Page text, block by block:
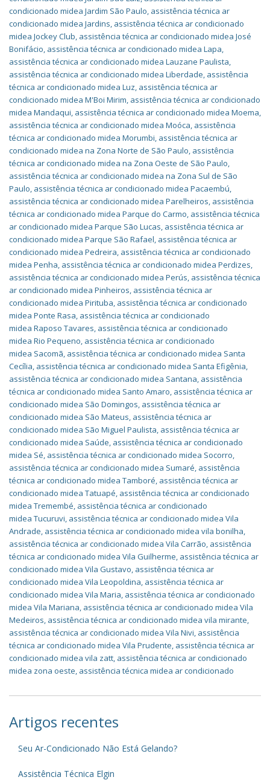
condicionado midea Jardim São Paulo, assistência técnica ar
condicionado midea Jardins, assistência técnica ar condicionado
midea Jockey Club, assistência técnica ar condicionado midea José
Bonifácio, assistência técnica ar condicionado midea Lapa,
assistência técnica ar condicionado midea Lauzane Paulista,
assistência técnica ar condicionado midea Liberdade, assistência
técnica ar condicionado midea Luz, assistência técnica ar
condicionado midea M'Boi Mirim, assistência técnica ar condicionado
midea Mandaqui, assistência técnica ar condicionado midea Moema,
assistência técnica ar condicionado midea Moóca, assistência
técnica ar condicionado midea Morumbi, assistência técnica ar
condicionado midea na Zona Norte de São Paulo, assistência
técnica ar condicionado midea na Zona Oeste de São Paulo,
assistência técnica ar condicionado midea na Zona Sul de São
Paulo, assistência técnica ar condicionado midea Pacaembú,
assistência técnica ar condicionado midea Parelheiros, assistência
técnica ar condicionado midea Parque do Carmo, assistência técnica
ar condicionado midea Parque São Lucas, assistência técnica ar
condicionado midea Parque São Rafael, assistência técnica ar
condicionado midea Pedreira, assistência técnica ar condicionado
midea Penha, assistência técnica ar condicionado midea Perdizes,
assistência técnica ar condicionado midea Perús, assistência técnica
ar condicionado midea Pinheiros, assistência técnica ar
condicionado midea Pirituba, assistência técnica ar condicionado
midea Ponte Rasa, assistência técnica ar condicionado
midea Raposo Tavares, assistência técnica ar condicionado
midea Rio Pequeno, assistência técnica ar condicionado
midea Sacomã, assistência técnica ar condicionado midea Santa
Cecília, assistência técnica ar condicionado midea Santa Efigênia,
assistência técnica ar condicionado midea Santana, assistência
técnica ar condicionado midea Santo Amaro, assistência técnica ar
condicionado midea São Domingos, assistência técnica ar
condicionado midea São Mateus, assistência técnica ar
condicionado midea São Miguel Paulista, assistência técnica ar
condicionado midea Saúde, assistência técnica ar condicionado
midea Sé, assistência técnica ar condicionado midea Socorro,
assistência técnica ar condicionado midea Sumaré, assistência
técnica ar condicionado midea Tamboré, assistência técnica ar
condicionado midea Tatuapé, assistência técnica ar condicionado
midea Tremembé, assistência técnica ar condicionado
midea Tucuruvi, assistência técnica ar condicionado midea Vila
Andrade, assistência técnica ar condicionado midea vila bonilha,
assistência técnica ar condicionado midea Vila Carrão, assistência
técnica ar condicionado midea Vila Guilherme, assistência técnica ar
condicionado midea Vila Gustavo, assistência técnica ar
condicionado midea Vila Leopoldina, assistência técnica ar
condicionado midea Vila Maria, assistência técnica ar condicionado
midea Vila Mariana, assistência técnica ar condicionado midea Vila
Medeiros, assistência técnica ar condicionado midea vila mirante,
assistência técnica ar condicionado midea Vila Nivi, assistência
técnica ar condicionado midea Vila Prudente, assistência técnica ar
condicionado midea vila zatt, assistência técnica ar condicionado
midea zona oeste, assistência técnica midea ar condicionado
Artigos recentes
Seu Ar-Condicionado Não Está Gelando?
Assistência Técnica Elgin